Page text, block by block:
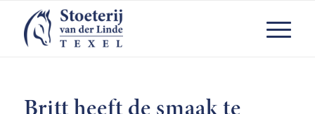
Britt heeft de smaak te